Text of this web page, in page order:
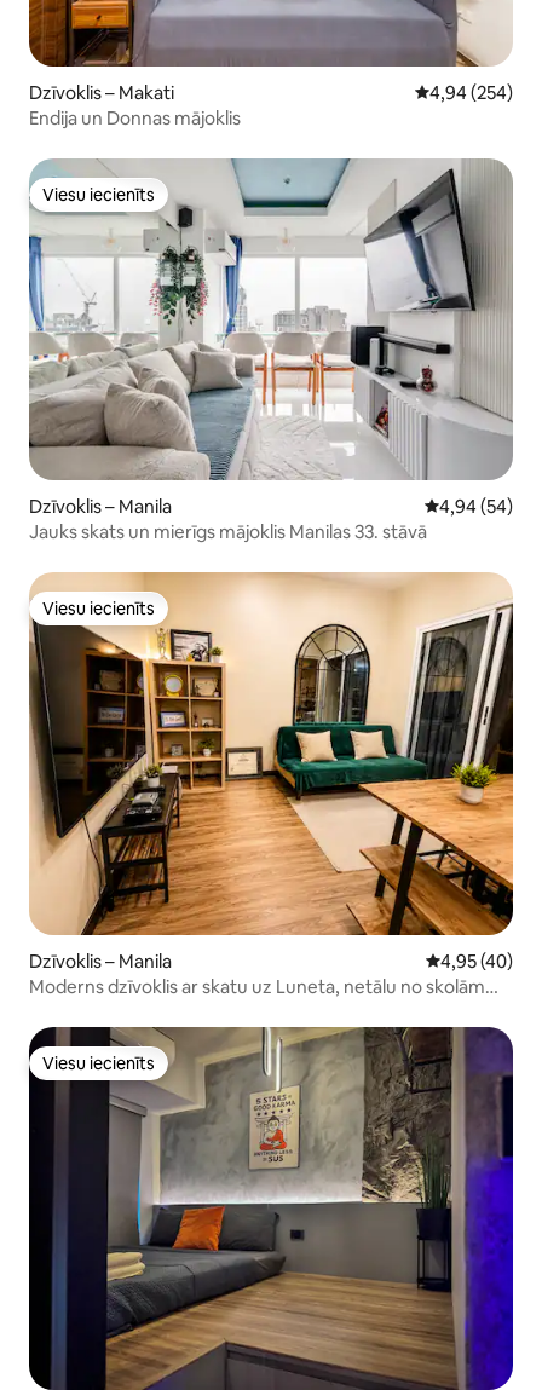
Dzīvoklis – Makati Vidējais
4,94 (254)
Endija un Donnas mājoklis
Viesu iecienīts
Viesu iecienīts
Dzīvoklis – Manila Vidējais
4,94 (54)
Jauks skats un mierīgs mājoklis Manilas 33. stāvā
Viesu iecienīts
Viesu iecienīts
Dzīvoklis – Manila Vidējais
4,95 (40)
Moderns dzīvoklis ar skatu uz Luneta, netālu no skolām
Viesu iecienīts
Viesu iecienīts